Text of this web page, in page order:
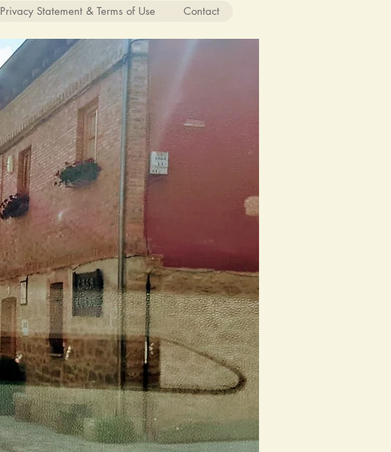
Privacy Statement & Terms of Use Contact